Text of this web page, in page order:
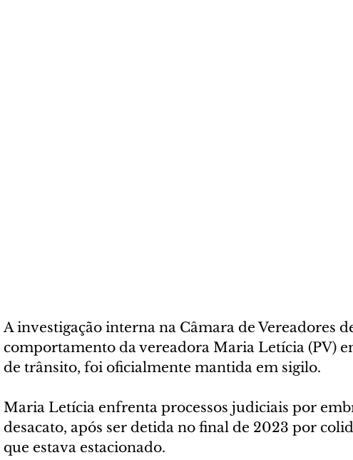
A investigação interna na Câmara de Vereadores
comportamento da vereadora Maria Letícia (PV)
de trânsito, foi oficialmente mantida em sigilo.
Maria Letícia enfrenta processos judiciais por
desacato, após ser detida no final de 2023 por
que estava estacionado.